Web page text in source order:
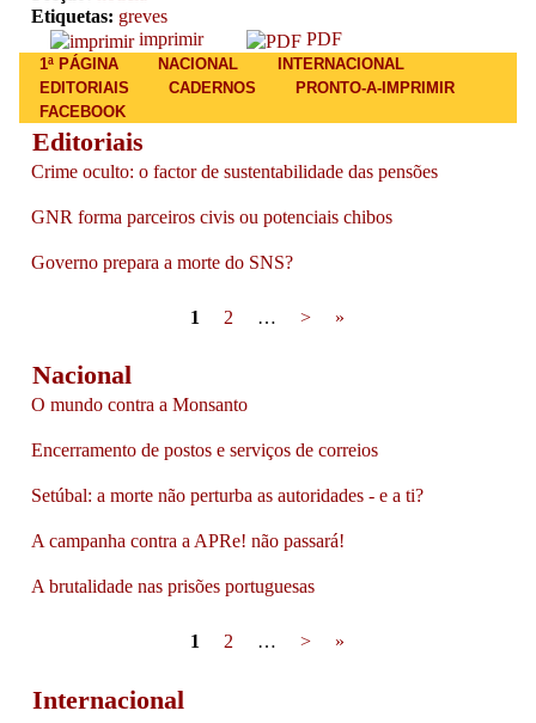
Etiquetas: greves
imprimir
PDF
Main menu
1ª PÁGINA NACIONAL
INTERNACIONAL
EDITORIAIS
CADERNOS
PRONTO-A-IMPRIMIR
FACEBOOK
Editoriais
Crime oculto: o factor de sustentabilidade das pensões
GNR forma parceiros civis ou potenciais chibos
Governo prepara a morte do SNS?
1 2 … > »
Nacional
O mundo contra a Monsanto
Encerramento de postos e serviços de correios
Setúbal: a morte não perturba as autoridades - e a ti?
A campanha contra a APRe! não passará!
A brutalidade nas prisões portuguesas
1 2 … > »
Internacional